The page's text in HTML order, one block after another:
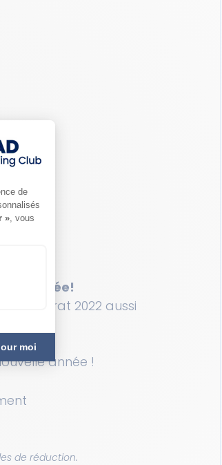
année!
tutorat 2022 aussi
année !
de réduction.